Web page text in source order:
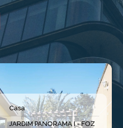
Casa
JARDIM PANORAMA I - FOZ